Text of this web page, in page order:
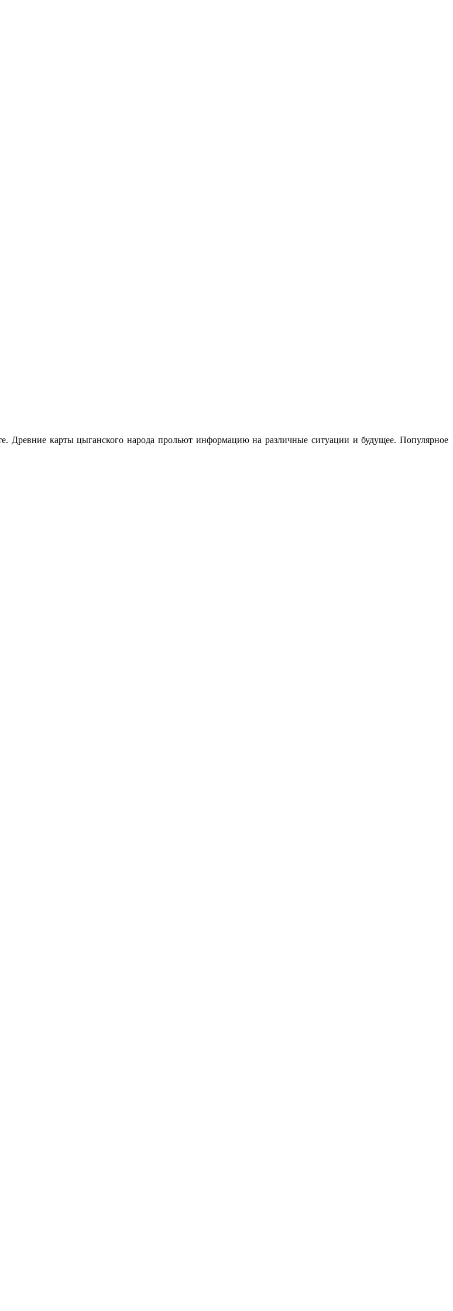
Древние карты цыганского народа прольют информацию на различные ситуации и будущее. Популярное